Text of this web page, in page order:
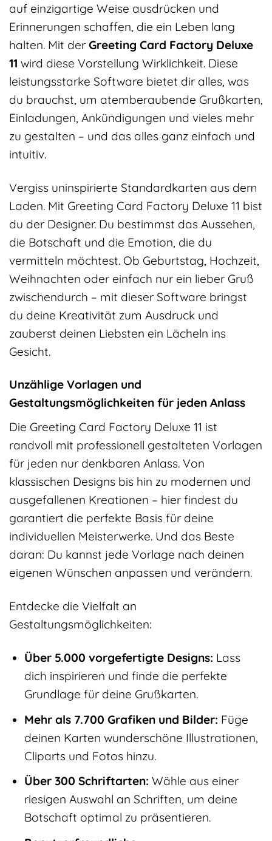
auf einzigartige Weise ausdrücken und
Erinnerungen schaffen, die ein Leben lang
halten. Mit der Greeting Card Factory Deluxe
11 wird diese Vorstellung Wirklichkeit. Diese
leistungsstarke Software bietet dir alles, was
du brauchst, um atemberaubende Grußkarten,
Einladungen, Ankündigungen und vieles mehr
zu gestalten – und das alles ganz einfach und
intuitiv.
Vergiss uninspirierte Standardkarten aus dem
Laden. Mit Greeting Card Factory Deluxe 11 bist
du der Designer. Du bestimmst das Aussehen,
die Botschaft und die Emotion, die du
vermitteln möchtest. Ob Geburtstag, Hochzeit,
Weihnachten oder einfach nur ein lieber Gruß
zwischendurch – mit dieser Software bringst
du deine Kreativität zum Ausdruck und
zauberst deinen Liebsten ein Lächeln ins
Gesicht.
Unzählige Vorlagen und
Gestaltungsmöglichkeiten für jeden Anlass
Die Greeting Card Factory Deluxe 11 ist
randvoll mit professionell gestalteten Vorlagen
für jeden nur denkbaren Anlass. Von
klassischen Designs bis hin zu modernen und
ausgefallenen Kreationen – hier findest du
garantiert die perfekte Basis für deine
individuellen Meisterwerke. Und das Beste
daran: Du kannst jede Vorlage nach deinen
eigenen Wünschen anpassen und verändern.
Entdecke die Vielfalt an
Gestaltungsmöglichkeiten:
Über 5.000 vorgefertigte Designs: Lass
dich inspirieren und finde die perfekte
Grundlage für deine Grußkarten.
Mehr als 7.700 Grafiken und Bilder: Füge
deinen Karten wunderschöne Illustrationen,
Cliparts und Fotos hinzu.
Über 300 Schriftarten: Wähle aus einer
riesigen Auswahl an Schriften, um deine
Botschaft optimal zu präsentieren.